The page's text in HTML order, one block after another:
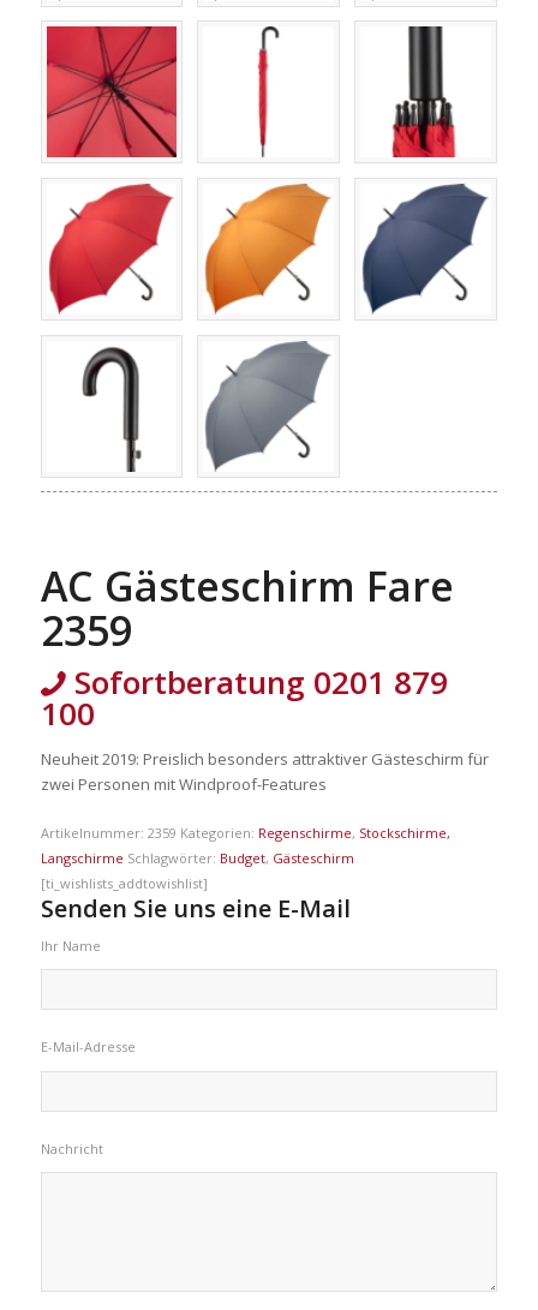
AC Gästeschirm Fare
2359
Sofortberatung 0201 879
100
Neuheit 2019: Preislich besonders attraktiver Gästeschirm für
zwei Personen mit Windproof-Features
Artikelnummer: 2359 Kategorien: Regenschirme, Stockschirme,
Langschirme Schlagwörter: Budget, Gästeschirm
[ti_wishlists_addtowishlist]
Senden Sie uns eine E-Mail
Ihr Name
E-Mail-Adresse
Nachricht